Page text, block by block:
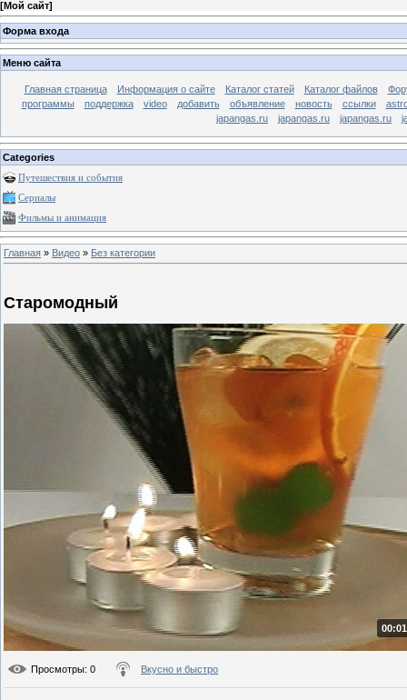
[Мой сайт]
Форма входа
Меню сайта
Главная страница Информация о сайте Каталог статей Каталог файлов
программы
поддержка video добавить объявление новость ссылки
japangas.ru
japangas.ru japangas.ru
Categories
Путешествия и события
Сериалы
Фильмы и анимация
Главная » Видео » Без категории
Старомодный
Просмотры: 0 Вкусно и быстро